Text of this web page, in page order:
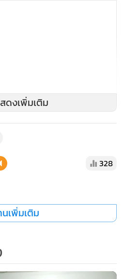
พจน์ฉิมพลีกล่าวว่า ขณะนั้นตน
นเสียงเหมือนมีรถเกิดอุบัติเหตุจึง
บัติเหตุ รถคันที่เกิดอุบัติเหตุมากัน
ากการพูดคุยกับคนขับทราบว่าได้
าซื้อสายไฟที่สามทหาร ก็ขับมา
แดงมันลื่นและรถสะบัดทำให้เกิด
ดงเพิ่มเติม
328
นเพิ่มเติม